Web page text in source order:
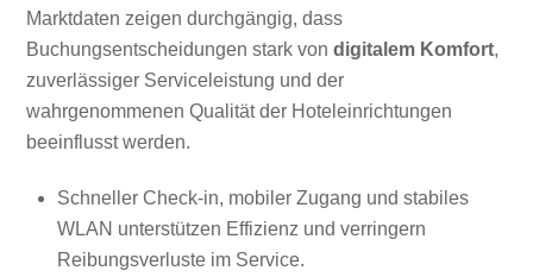
Marktdaten zeigen durchgängig, dass
Buchungsentscheidungen stark vondigitalem Komfort,
zuverlässiger Serviceleistung und der
wahrgenommenen Qualität der Hoteleinrichtungen
beeinflusst werden.
Schneller Check-in, mobiler Zugang und stabiles
WLAN unterstützen Effizienz und verringern
Reibungsverluste im Service.